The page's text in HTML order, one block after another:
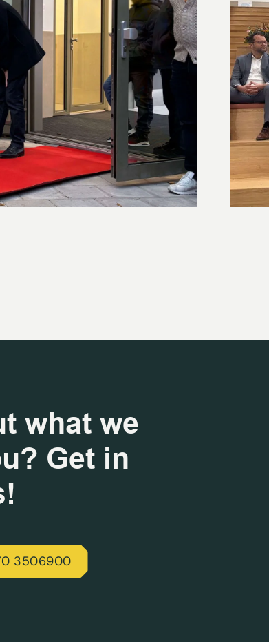
what we
Get in
3506900